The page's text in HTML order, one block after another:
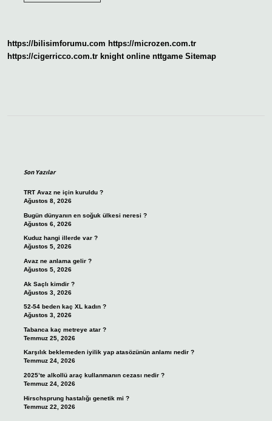
https://bilisimforumu.com https://microzen.com.tr
https://cigerricco.com.tr knight online nttgame Sitemap
Son Yazılar
TRT Avaz ne için kuruldu ?
Ağustos 8, 2026
Bugün dünyanın en soğuk ülkesi neresi ?
Ağustos 6, 2026
Kuduz hangi illerde var ?
Ağustos 5, 2026
Avaz ne anlama gelir ?
Ağustos 5, 2026
Ak Saçlı kimdir ?
Ağustos 3, 2026
52-54 beden kaç XL kadın ?
Ağustos 3, 2026
Tabanca kaç metreye atar ?
Temmuz 25, 2026
Karşılık beklemeden iyilik yap atasözünün anlamı nedir ?
Temmuz 24, 2026
2025’te alkollü araç kullanmanın cezası nedir ?
Temmuz 24, 2026
Hirschsprung hastalığı genetik mi ?
Temmuz 22, 2026